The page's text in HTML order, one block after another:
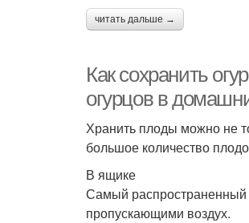
читать дальше →
Как сохранить
огурцов в
Хранить плоды можно не
большое количество
В ящике
Самый распространенный
пропускающими воздух.